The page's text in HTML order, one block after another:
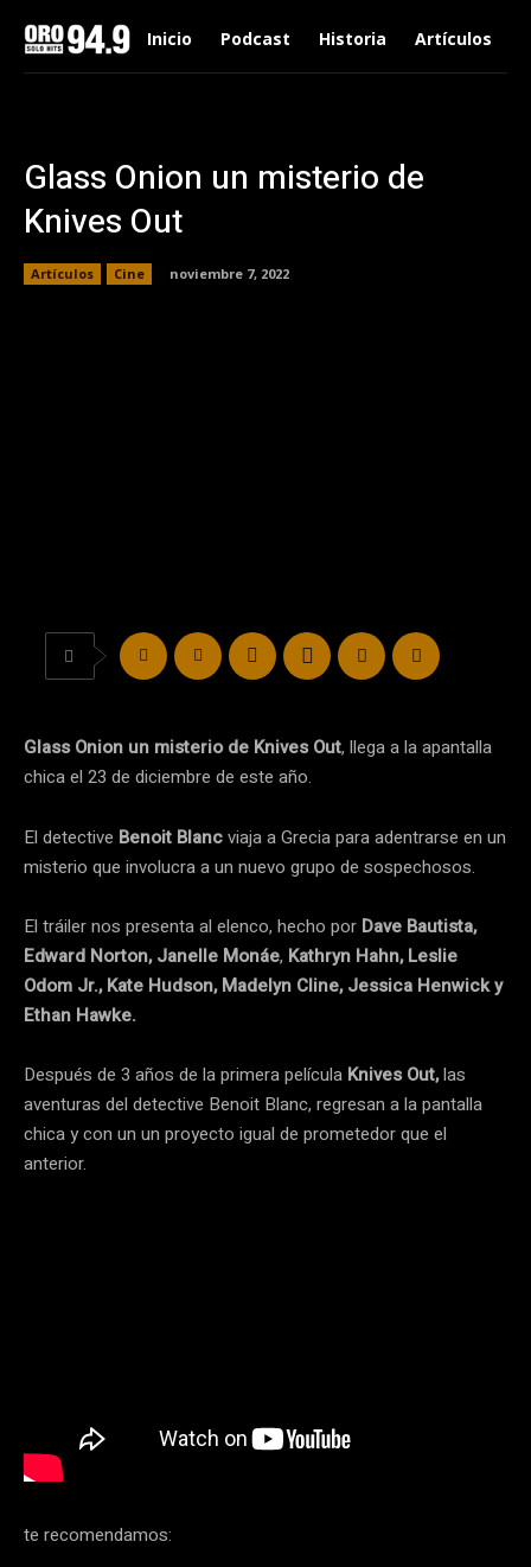
Inicio Podcast Historia Artículos
Glass Onion un misterio de
Knives Out
Artículos Cine noviembre 7, 2022
Glass Onion un misterio de Knives Out, llega a la apantalla
chica el 23 de diciembre de este año.
El detective Benoit Blancviaja a Grecia para adentrarse en un
misterio que involucra a un nuevo grupo de sospechosos.
El tráiler nos presenta al elenco, hecho por Dave Bautista,
Edward Norton, Janelle Monáe, Kathryn Hahn, Leslie
Odom Jr., Kate Hudson, Madelyn Cline, Jessica Henwick y
Ethan Hawke.
Después de 3 años de la primera película Knives Out,las
aventuras del detective Benoit Blanc, regresan a la pantalla
chica y con un un proyecto igual de prometedor que el
anterior.
te recomendamos: